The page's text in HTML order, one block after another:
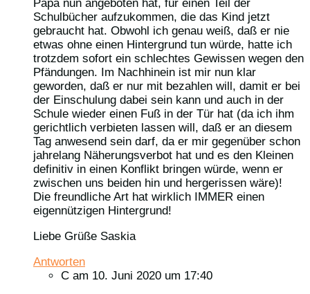
Papa nun angeboten hat, für einen Teil der
Schulbücher aufzukommen, die das Kind jetzt
gebraucht hat. Obwohl ich genau weiß, daß er nie
etwas ohne einen Hintergrund tun würde, hatte ich
trotzdem sofort ein schlechtes Gewissen wegen den
Pfändungen. Im Nachhinein ist mir nun klar
geworden, daß er nur mit bezahlen will, damit er bei
der Einschulung dabei sein kann und auch in der
Schule wieder einen Fuß in der Tür hat (da ich ihm
gerichtlich verbieten lassen will, daß er an diesem
Tag anwesend sein darf, da er mir gegenüber schon
jahrelang Näherungsverbot hat und es den Kleinen
definitiv in einen Konflikt bringen würde, wenn er
zwischen uns beiden hin und hergerissen wäre)!
Die freundliche Art hat wirklich IMMER einen
eigennützigen Hintergrund!
Liebe Grüße Saskia
Antworten
C am 10. Juni 2020 um 17:40